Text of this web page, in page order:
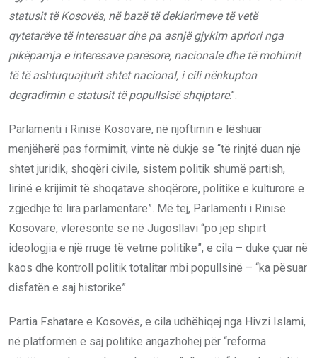
statusit të Kosovës, në bazë të deklarimeve të vetë
qytetarëve të interesuar dhe pa asnjë gjykim apriori nga
pikëpamja e interesave parësore, nacionale dhe të mohimit
të të ashtuquajturit shtet nacional, i cili nënkupton
degradimin e statusit të popullsisë shqiptare.”.
Parlamenti i Rinisë Kosovare, në njoftimin e lëshuar
menjëherë pas formimit, vinte në dukje se “të rinjtë duan një
shtet juridik, shoqëri civile, sistem politik shumë partish,
lirinë e krijimit të shoqatave shoqërore, politike e kulturore e
zgjedhje të lira parlamentare”. Më tej, Parlamenti i Rinisë
Kosovare, vlerësonte se në Jugosllavi “po jep shpirt
ideologjia e një rruge të vetme politike”, e cila – duke çuar në
kaos dhe kontroll politik totalitar mbi popullsinë – “ka pësuar
disfatën e saj historike”.
Partia Fshatare e Kosovës, e cila udhëhiqej nga Hivzi Islami,
në platformën e saj politike angazhohej për “reforma